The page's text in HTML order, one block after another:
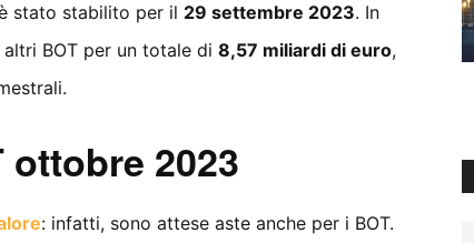
stato stabilito per il 29 settembre 2023. In
BOT per un totale di 8,57 miliardi di euro,
ottobre 2023
: infatti, sono attese aste anche per i BOT.